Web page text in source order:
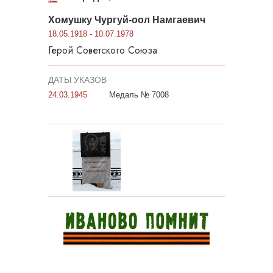
Хомушку Чургуй-оол Намгаевич
18.05.1918 - 10.07.1978
Герой Советского Союза
ДАТЫ УКАЗОВ
24.03.1945 Медаль № 7008